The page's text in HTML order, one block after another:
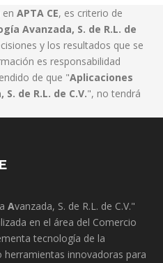
APTA CE, es criterio de
Avanzada, S. de R.L. de
y los resultados que se
es responsabilidad
de que "Aplicaciones
de R.L. de C.V.", no tendrá
Avanzada, S. de R.L. de C.V."
en el área del Comercio
tecnología de la
innovadoras para